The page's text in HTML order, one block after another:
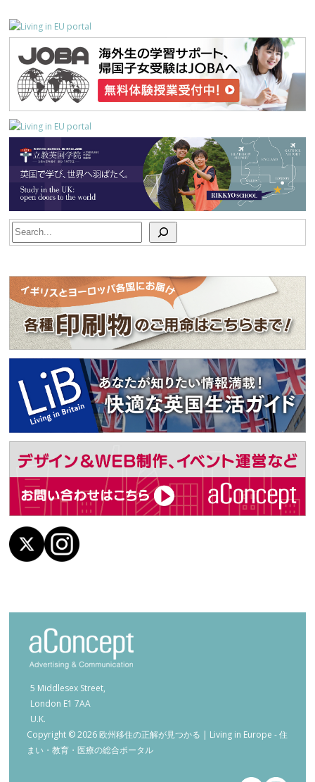
Search
5 Middlesex Street,
London E1 7AA
U.K.
Copyright © 2026 欧州移住の正解が見つかる | Living in Europe - 住
まい・教育・医療の総合ポータル